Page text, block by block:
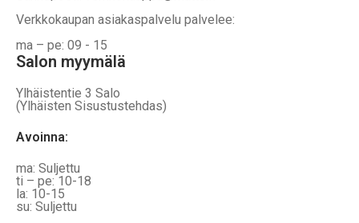
Verkkokaupan asiakaspalvelu palvelee:
ma – pe: 09 - 15
Salon myymälä
Ylhäistentie 3 Salo
(Ylhäisten Sisustustehdas)
Avoinna:
ma: Suljettu
ti – pe: 10-18
la: 10-15
su: Suljettu